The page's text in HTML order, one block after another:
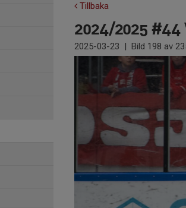
Tillbaka
2024/2025 #44
2025-03-23 | Bild 198 av